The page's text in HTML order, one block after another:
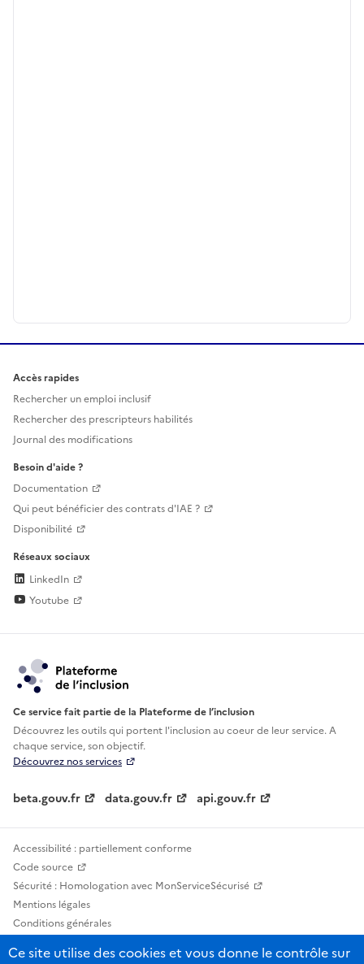
Accès rapides
Rechercher un emploi inclusif
Rechercher des prescripteurs habilités
Journal des modifications
Besoin d'aide ?
Documentation
Qui peut bénéficier des contrats d'IAE ?
Disponibilité
Réseaux sociaux
LinkedIn
Youtube
Ce service fait partie de la Plateforme de l’inclusion
Découvrez les outils qui portent l'inclusion aucoeur de leur service. A
chaque service, son objectif.
Découvrez nos services
beta.gouv.fr data.gouv.fr api.gouv.fr
Accessibilité : partiellement conforme
Code source
Sécurité : Homologation avec MonServiceSécurisé
Mentions légales
Conditions générales
Statistiques, lexiques et indicateurs
Ce site utilise des cookies et vous donne le contrôle sur